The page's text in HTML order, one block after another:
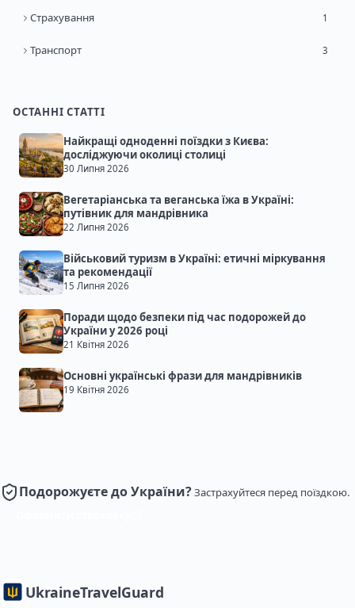
Страхування 1
Транспорт 3
ОСТАННІ СТАТТІ
Найкращі одноденні поїздки з Києва:
досліджуючи околиці столиці
30 Липня 2026
Вегетаріанська та веганська їжа в Україні:
путівник для мандрівника
22 Липня 2026
Військовий туризм в Україні: етичні міркування
та рекомендації
15 Липня 2026
Поради щодо безпеки під час подорожей до
України у 2026 році
21 Квітня 2026
Основні українські фрази для мандрівників
19 Квітня 2026
Подорожуєте до України?Застрахуйтеся перед поїздкою.
UkraineTravelGuard